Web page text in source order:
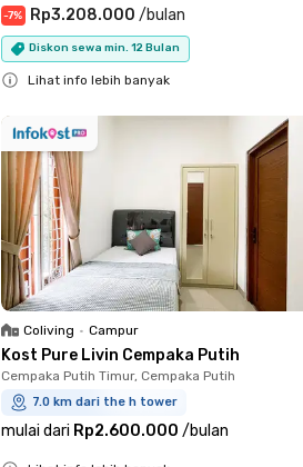
-7% Rp3.208.000 /bulan
Diskon sewa min. 12 Bulan
Lihat info lebih banyak
Coliving • Campur
Kost Pure Livin Cempaka Putih
Cempaka Putih Timur, Cempaka Putih
7.0 km dari the h tower
mulai dari Rp2.600.000 /bulan